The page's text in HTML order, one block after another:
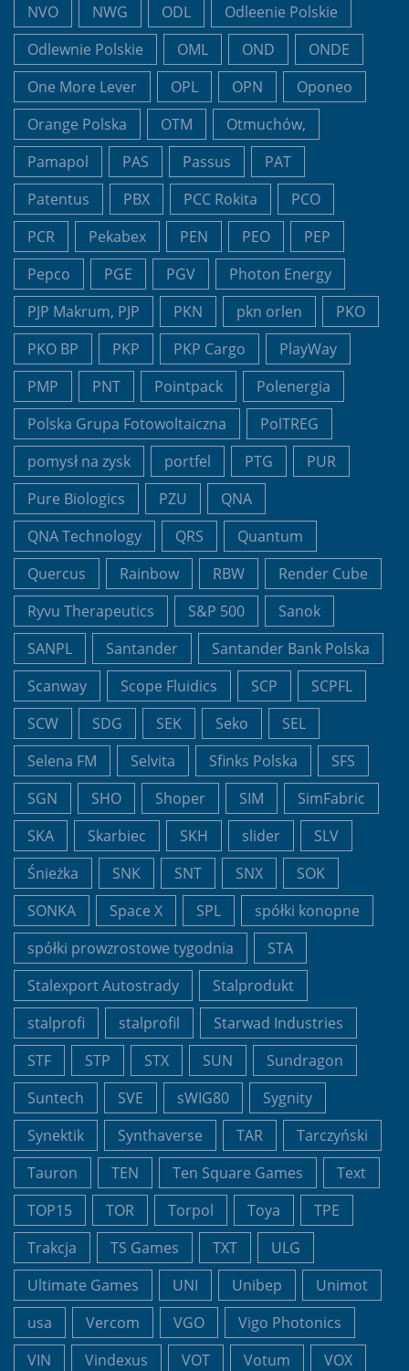
NVO
NWG ODL
Odleenie Polskie
Odlewnie Polskie
OML OND
ONDE
One More Lever
OPL OPN
Oponeo
Orange Polska
OTM
Otmuchów,
Pamapol
PAS Passus
PAT
Patentus
PBX PCC Rokita
PCO
PCR
Pekabex PEN PEO
PEP
Pepco
PGE PGV
Photon Energy
PJP Makrum, PJP
PKN pkn orlen
PKO
PKO BP
PKP PKP Cargo
PlayWay
PMP
PNT Pointpack
Polenergia
Polska Grupa Fotowoltaiczna
PolTREG
pomysł na zysk
portfel PTG
PUR
Pure Biologics
PZU
QNA
QNA Technology
QRS
Quantum
Quercus
Rainbow RBW
Render Cube
Ryvu Therapeutics
S&P 500
Sanok
SANPL
Santander
Santander Bank Polska
Scanway
Scope Fluidics SCP
SCPFL
SCW
SDG SEK Seko
SEL
Selena FM
Selvita Sfinks Polska
SFS
SGN
SHO Shoper SIM
SimFabric
SKA
Skarbiec SKH slider
SLV
Śnieżka
SNK SNT SNX
SOK
SONKA
Space X SPL
spółki konopne
spółki prowzrostowe tygodnia
STA
Stalexport Autostrady
Stalprodukt
stalprofi
stalprofil
Starwad Industries
STF
STP STX SUN
Sundragon
Suntech
SVE sWIG80
Sygnity
Synektik
Synthaverse TAR
Tarczyński
Tauron
TEN Ten Square Games
Text
TOP15
TOR Torpol Toya
TPE
Trakcja
TS Games TXT
ULG
Ultimate Games
UNI Unibep
Unimot
usa
Vercom VGO
Vigo Photonics
VIN
Vindexus VOT Votum
VOX